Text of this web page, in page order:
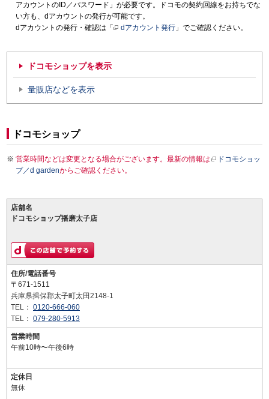
アカウントのID／パスワード」が必要です。ドコモの契約回線をお持ちでな
い方も、dアカウントの発行が可能です。
dアカウントの発行・確認は「
dアカウント発行 」でご確認ください。
ドコモショップを表示
量販店などを表示
ドコモショップ
営業時間などは変更となる場合がございます。最新の情報は
ドコモショッ
プ／d gardenからご確認ください。
店舗名
ドコモショップ播磨太子店
住所/電話番号
〒671-1511
兵庫県揖保郡太子町太田2148-1
TEL： 0120-666-060
TEL： 079-280-5913
営業時間
午前10時〜午後6時
定休日
無休